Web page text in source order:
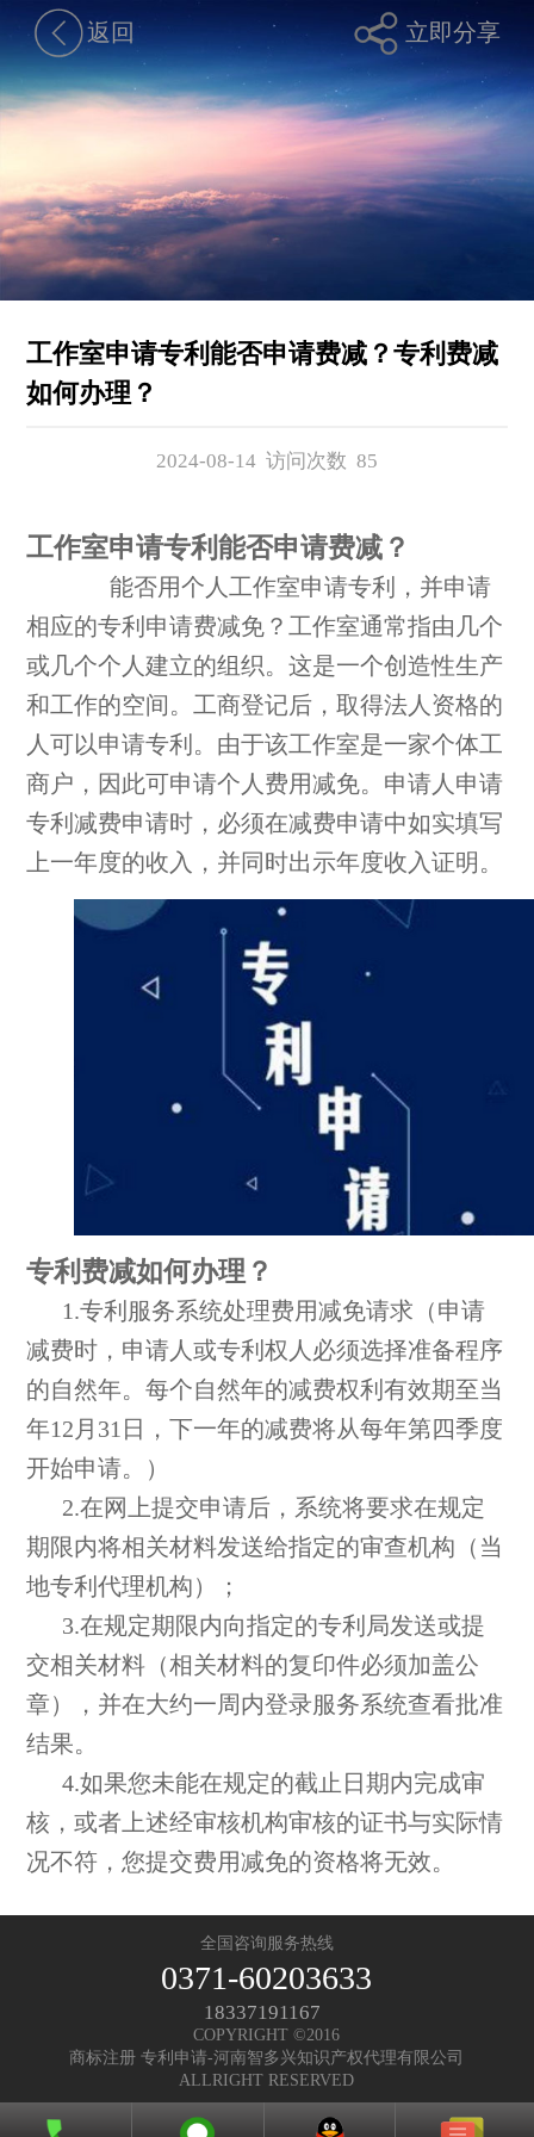
返回 立即分享
工作室申请专利能否申请费减？专利费减
如何办理？
2024-08-14 访问次数 85
工作室申请专利能否申请费减？
能否用个人工作室申请专利，并申请
相应的专利申请费减免？工作室通常指由几个
或几个个人建立的组织。这是一个创造性生产
和工作的空间。工商登记后，取得法人资格的
人可以申请专利。由于该工作室是一家个体工
商户，因此可申请个人费用减免。申请人申请
专利减费申请时，必须在减费申请中如实填写
上一年度的收入，并同时出示年度收入证明。
专利费减如何办理？
1.专利服务系统处理费用减免请求（申请
减费时，申请人或专利权人必须选择准备程序
的自然年。每个自然年的减费权利有效期至当
年12月31日，下一年的减费将从每年第四季度
开始申请。）
2.在网上提交申请后，系统将要求在规定
期限内将相关材料发送给指定的审查机构（当
地专利代理机构）；
3.在规定期限内向指定的专利局发送或提
交相关材料（相关材料的复印件必须加盖公
章），并在大约一周内登录服务系统查看批准
结果。
4.如果您未能在规定的截止日期内完成审
核，或者上述经审核机构审核的证书与实际情
况不符，您提交费用减免的资格将无效。
全国咨询服务热线
0371-60203633
18337191167
COPYRIGHT ©2016
商标注册 专利申请-河南智多兴知识产权代理有限公司
ALLRIGHT RESERVED